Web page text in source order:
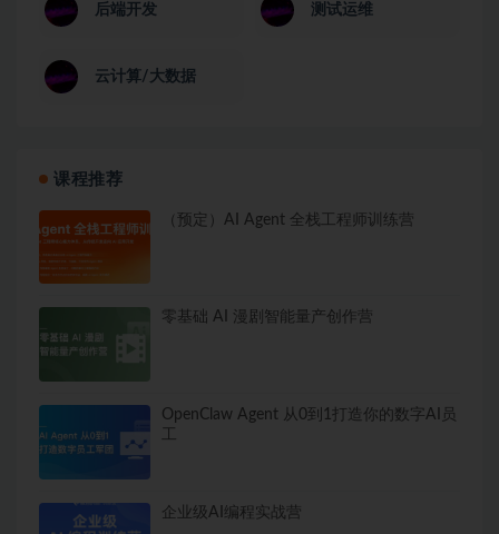
后端开发 测试运维
云计算/大数据
课程推荐
（预定）AI Agent 全栈工程师训练营
零基础 AI 漫剧智能量产创作营
OpenClaw Agent 从0到1打造你的数字AI员
工
企业级AI编程实战营